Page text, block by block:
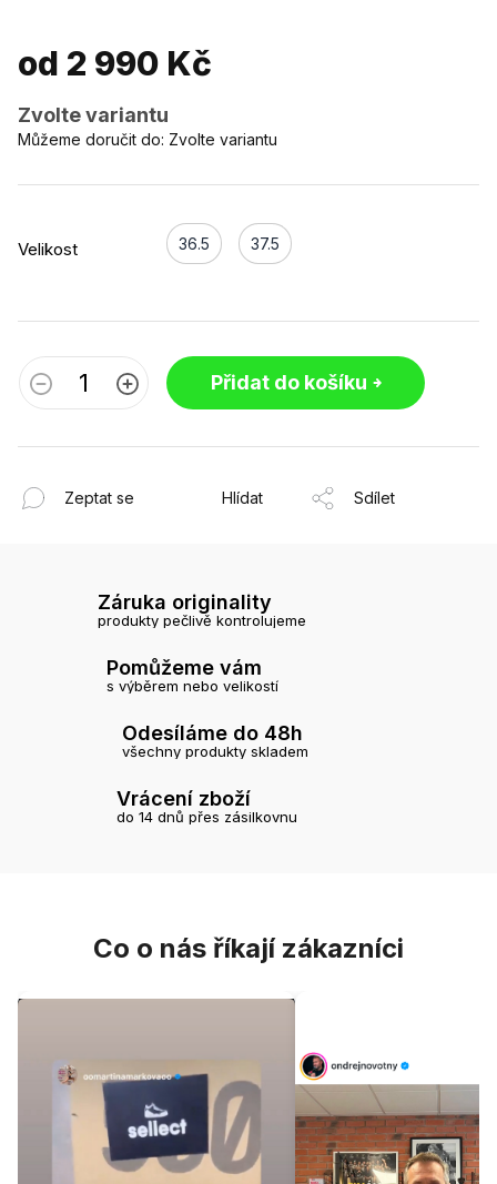
od 2 990 Kč
Zvolte variantu
Velikost 36.5 37.5
Můžeme doručit do: Zvolte variantu
Přidat do košíku
Zeptat se Hlídat Sdílet
Záruka originality
produkty pečlivě kontrolujeme
Pomůžeme vám
s výběrem nebo velikostí
Odesíláme do 48h
všechny produkty skladem
Vrácení zboží
do 14 dnů přes zásilkovnu
Co o nás říkají zákazníci